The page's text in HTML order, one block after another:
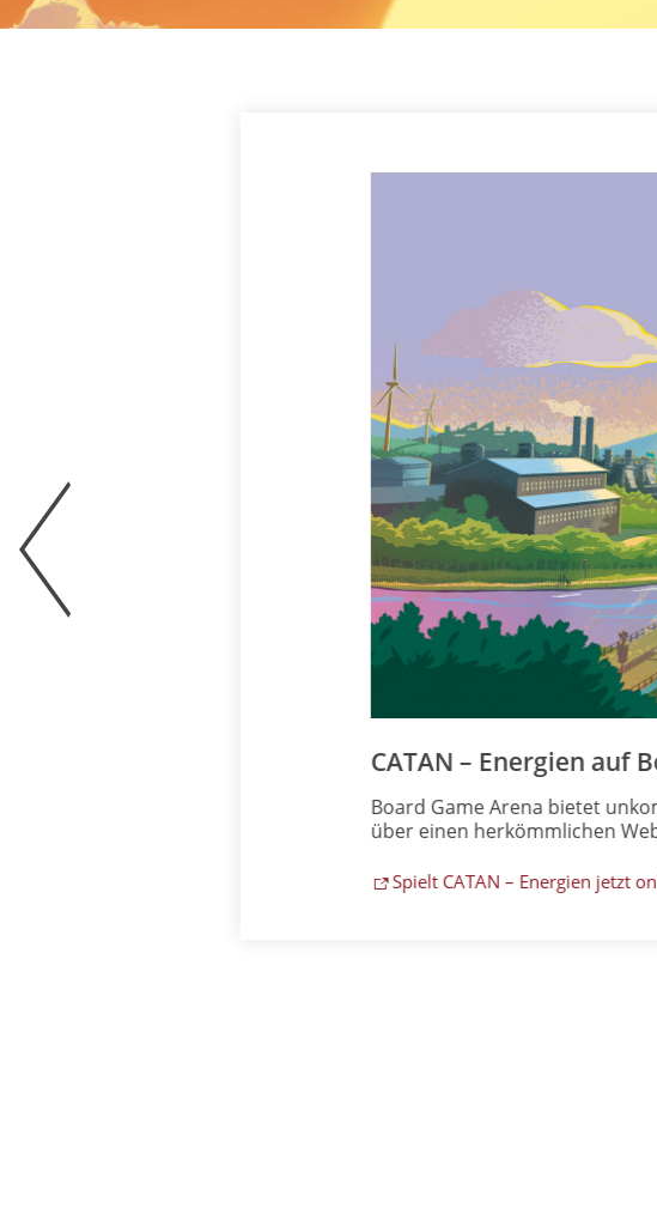
Auf dieser Website erfahrt ihr alles über das
CATAN – Energien auf
Board Game Arena bietet
über einen herkömmlichen Web-
Spielt CATAN – Energien jetzt online!